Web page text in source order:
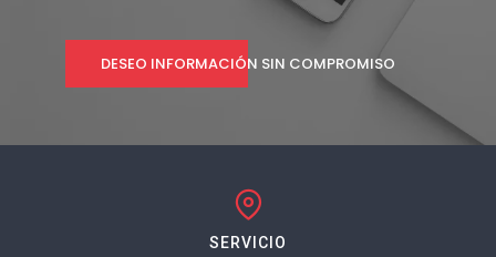
DESEO INFORMACIÓN SIN COMPROMISO
SERVICIO